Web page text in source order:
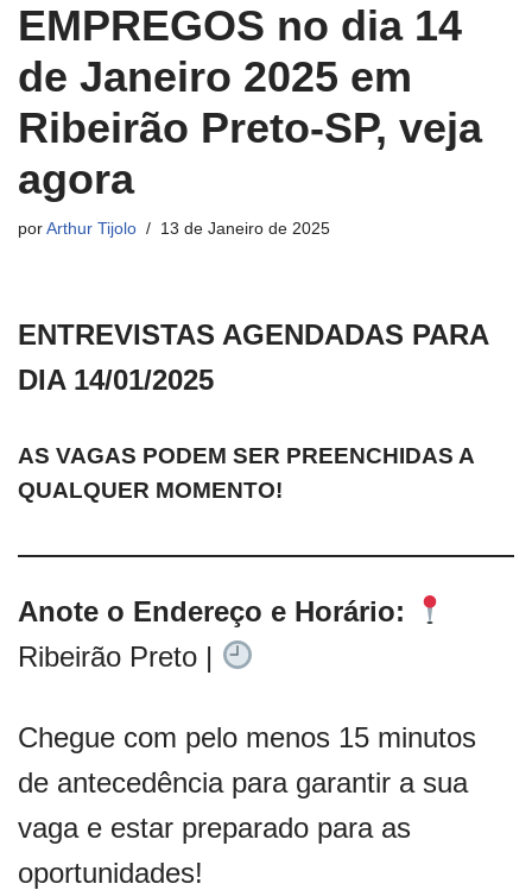
EMPREGOS no dia 14
de Janeiro 2025 em
Ribeirão Preto-SP, veja
agora
por Arthur Tijolo 13 de Janeiro de 2025
ENTREVISTAS AGENDADAS PARA
DIA 14/01/2025
AS VAGAS PODEM SER PREENCHIDAS A
QUALQUER MOMENTO!
Anote o Endereço e Horário:
Ribeirão Preto |
Chegue com pelo menos 15 minutos
de antecedência para garantir a sua
vaga e estar preparado para as
oportunidades!